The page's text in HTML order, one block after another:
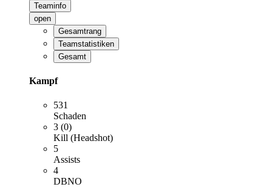
Teaminfo
open
Gesamtrang
Teamstatistiken
Gesamt
Kampf
531
Schaden
3 (0)
Kill (Headshot)
5
Assists
4
DBNO